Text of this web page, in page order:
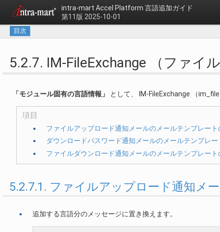
intra-mart Accel Platform 言語追加ガイド
第11版 2025-10-01
目次
5.2.7. IM-FileExchange （ファイ
「モジュール固有の言語情報」 として、 IM-FileExchange （
項目
ファイルアップロード通知メールのメールテンプレート
ダウンロードパスワード通知メールのメールテンプレー
ファイルダウンロード通知メールのメールテンプレート
5.2.7.1. ファイルアップロード通知メ
追加する言語分のメッセージに置き換えます。